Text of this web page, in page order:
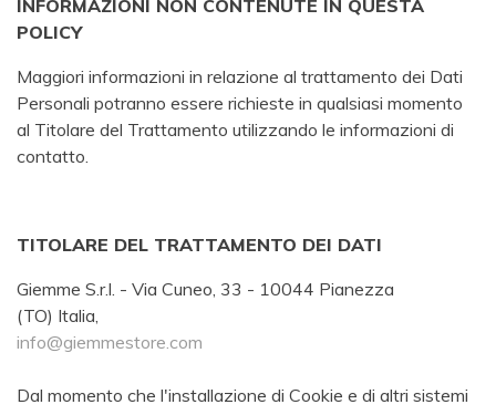
INFORMAZIONI NON CONTENUTE IN QUESTA
POLICY
Maggiori informazioni in relazione al trattamento dei Dati
Personali potranno essere richieste in qualsiasi momento
al Titolare del Trattamento utilizzando le informazioni di
contatto.
TITOLARE DEL TRATTAMENTO DEI DATI
Giemme S.r.l. - Via Cuneo, 33 - 10044 Pianezza
(TO) Italia,
info@giemmestore.com
Dal momento che l'installazione di Cookie e di altri sistemi